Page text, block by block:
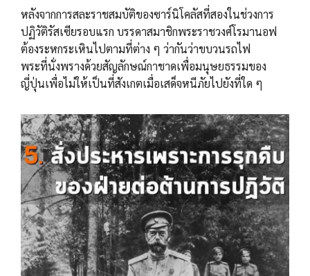
หลังจากการสละราชสมบัติของซาร์นิโคลัสที่สองในช่วงการ
ปฏิวัติรัสเซียรอบแรก บรรดาสมาชิกพระราชวงศ์โรมานอฟ
ต้องระหกระเหินไปตามที่ต่าง ๆ ว่ากันว่าขบวนรถไฟ
พระที่นั่งพรางด้วยสัญลักษณ์กาชาดเพื่อมนุษยธรรมของ
ญี่ปุ่นเพื่อไม่ให้เป็นที่สังเกตเมื่อเสด็จหนีภัยไปยังที่ใด ๆ